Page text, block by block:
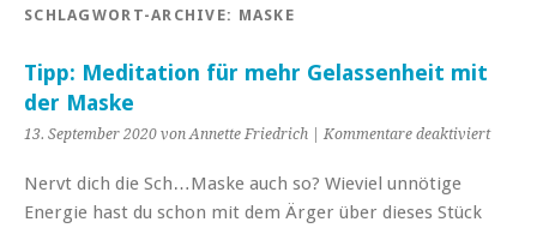
SCHLAGWORT-ARCHIVE: MASKE
Tipp: Meditation für mehr Gelassenheit mit
der Maske
13. September 2020 von Annette Friedrich | Kommentare deaktiviertfür
Nervt dich die Sch…Maske auch so? Wieviel unnötige
Energie hast du schon mit dem Ärger über dieses Stück